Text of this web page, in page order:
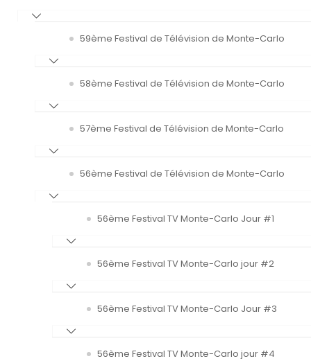
59ème Festival de Télévision de Monte-Carlo
58ème Festival de Télévision de Monte-Carlo
57ème Festival de Télévision de Monte-Carlo
56ème Festival de Télévision de Monte-Carlo
56ème Festival TV Monte-Carlo Jour #1
56ème Festival TV Monte-Carlo jour #2
56ème Festival TV Monte-Carlo Jour #3
56ème Festival TV Monte-Carlo jour #4